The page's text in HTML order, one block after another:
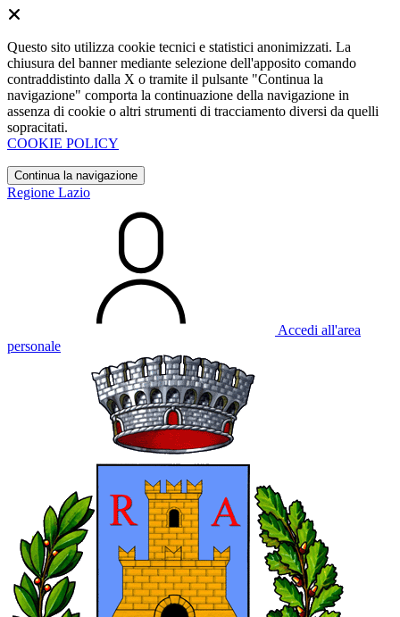
Questo sito utilizza cookie tecnici e statistici anonimizzati. La
chiusura del banner mediante selezione dell'apposito comando
contraddistinto dalla X o tramite il pulsante "Continua la
navigazione" comporta la continuazione della navigazione in
assenza di cookie o altri strumenti di tracciamento diversi da quelli
sopracitati.
COOKIE POLICY
Continua la navigazione
Regione Lazio
Accedi all'area
personale